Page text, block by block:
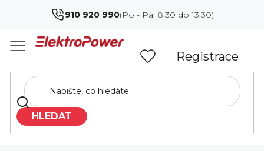
910 920 990
HLEDAT
Registrace